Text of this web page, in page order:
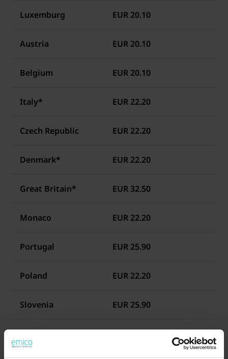
Luxemburg EUR 20.10
Austria EUR 20.10
Belgium EUR 20.10
Italy* EUR 22.20
Czech Republic EUR 22.20
Denmark* EUR 22.20
Great Britain* EUR 32.50
Monaco EUR 22.20
Portugal EUR 25.90
Poland EUR 22.20
Slovenia EUR 25.90
Hungary EUR 25.90